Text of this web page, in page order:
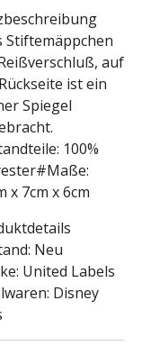
Stiftemäppchen
auf
ist ein
Spiegel
100%
x 7cm x 6cm
Neu
United Labels
Disney